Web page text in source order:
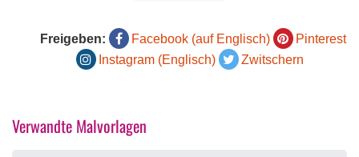
Freigeben: Facebook (auf Englisch)
Pinterest
Instagram (Englisch)
Zwitschern
Verwandte Malvorlagen